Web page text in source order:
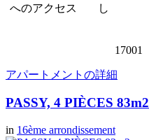
へのアクセス
し
17001
アパートメントの詳細
PASSY, 4 PIÈCES 83m2
in 16ème arrondissement